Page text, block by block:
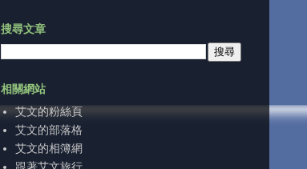
搜尋文章
相關網站
艾文的粉絲頁
艾文的部落格
艾文的相簿網